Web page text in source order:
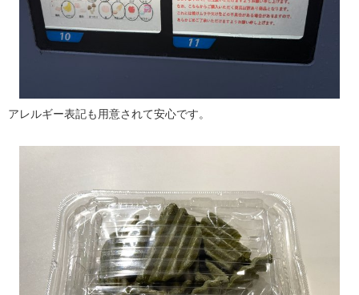
アレルギー表記も用意されて安心です。